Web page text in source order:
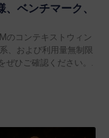
ベンチマーク、
のコンテキストウィン
、および利用量無制限
ぜひご確認ください。.